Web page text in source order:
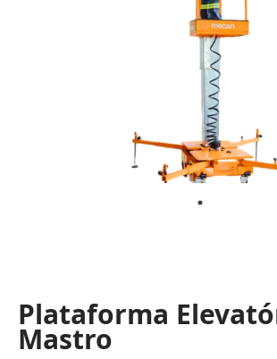
Plataforma
Mastro